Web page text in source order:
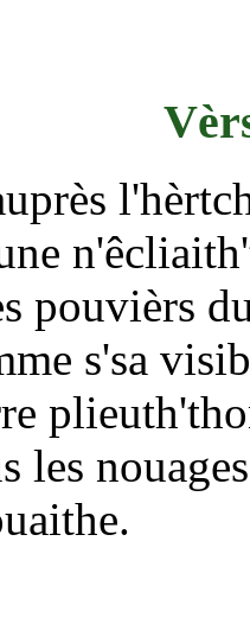
pouvièrs
s'sa
les